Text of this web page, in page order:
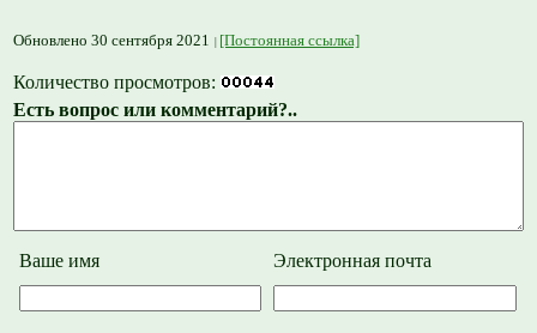
Обновлено 30 сентября 2021 [Постоянная ссылка]
Количество просмотров:
Есть вопрос или комментарий?..
Ваше имя Электронная почта